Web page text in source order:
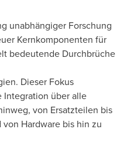
unabhängiger Forschung
Kernkomponenten für
bedeutende Durchbrüche
Dieser Fokus
Integration über alle
von Ersatzteilen bis
Hardware bis hin zu